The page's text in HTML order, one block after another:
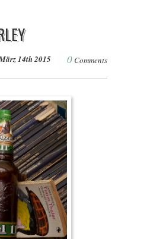
14th 2015 0 Comments